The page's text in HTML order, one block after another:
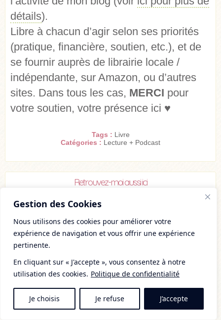
Gestion des Cookies
Nous utilisons des cookies pour améliorer votre
expérience de navigation et vous offrir une expérience
pertinente.
En cliquant sur « J'accepte », vous consentez à notre
utilisation des cookies. Politique de confidentialité
Je choisis Je refuse J’accepte
détails).
Libre à chacun d’agir selon ses priorités
(pratique, financière, soutien, etc.), et de
se fournir auprès de librairie locale /
indépendante, sur Amazon, ou d’autres
sites. Dans tous les cas, MERCI pour
votre soutien, votre présence ici ♥︎
Tags : Livre
Catégories : Lecture + Podcast
Retrouvez-moi aussi ici